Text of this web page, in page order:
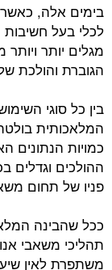
בימים אלה,
לכלי בעל
מגלים יותר
הגוברת והולכת
בין כל סוגי
המלאכותית
כמויות הנתונים
ההולכים וגדלים
פניו של תחום
ככל שהבינה
תהליכי משאבי
משתפרת לאין